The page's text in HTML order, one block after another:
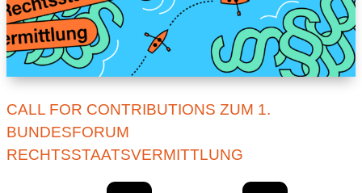
CALL FOR CONTRIBUTIONS ZUM 1.
BUNDESFORUM
RECHTSSTAATSVERMITTLUNG